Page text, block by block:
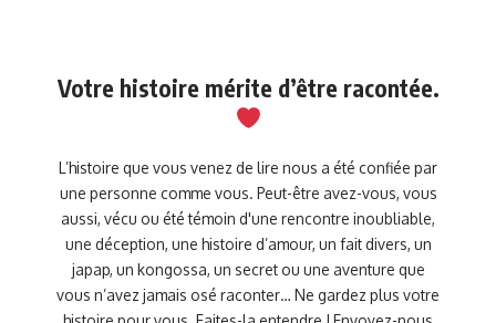
Votre histoire mérite d’être racontée.
L’histoire que vous venez de lire nous a été confiée par
une personne comme vous. Peut-être avez-vous, vous
aussi, vécu ou été témoin d'une rencontre inoubliable,
une déception, une histoire d’amour, un fait divers, un
japap, un kongossa, un secret ou une aventure que
vous n’avez jamais osé raconter… Ne gardez plus votre